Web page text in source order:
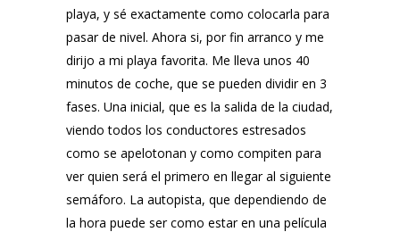
playa, y sé exactamente como colocarla para
pasar de nivel. Ahora si, por fin arranco y me
dirijo a mi playa favorita. Me lleva unos 40
minutos de coche, que se pueden dividir en 3
fases. Una inicial, que es la salida de la ciudad,
viendo todos los conductores estresados
como se apelotonan y como compiten para
ver quien será el primero en llegar al siguiente
semáforo. La autopista, que dependiendo de
la hora puede ser como estar en una película